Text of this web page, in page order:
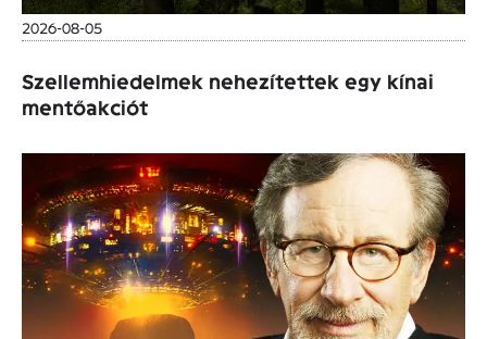
2026-08-05
Szellemhiedelmek nehezítettek egy kínai
mentőakciót